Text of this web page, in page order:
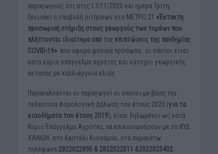
παραγωγούς ότι στις 17/11/2020 και ημέρα Τρίτη,
ξεκινάει η υποβολή αιτήσεων στο ΜΕΤΡΟ 21 «Έκτακτη
προσωρινή στήριξη στους γεωργούς των τομέων που
πλήττονται ιδιαίτερα από τις επιπτώσεις της πανδημίας
COVID-19» που αφορά φυσικά πρόσωπα, οι οποίοι είναι
κατά κύριο επάγγελμα αγρότες και κάτοχοι γεωργικής
έκτασης με καλλιέργεια ελιάς.
Παρακαλούνται οι παραγωγοί οι οποίοι με βάση την
τελευταία Φορολογική Δήλωση του έτους 2020 (για τα
εισοδήματα του έτους 2019), είναι δηλωμένοι ως κατά
Κύριο Επάγγελμα Αγρότες, να επικοινωνήσουν με το ΚΥΔ
ΧΑΝΙΩΝ στο Καστέλι Κισσάμου, στα παρακάτω
τηλέφωνα 2822022895 & 2822022011 &2022023402